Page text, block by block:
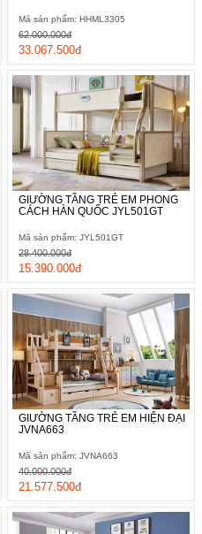
Mã sản phẩm: HHML3305
33.067.500đ
62.000.000đ
GIƯỜNG TẦNG TRẺ EM PHONG
CÁCH HÀN QUỐC JYL501GT
Mã sản phẩm: JYL501GT
15.390.000đ
28.400.000đ
GIƯỜNG TẦNG TRẺ EM HIỆN ĐẠI
JVNA663
Mã sản phẩm: JVNA663
21.577.500đ
40.000.000đ